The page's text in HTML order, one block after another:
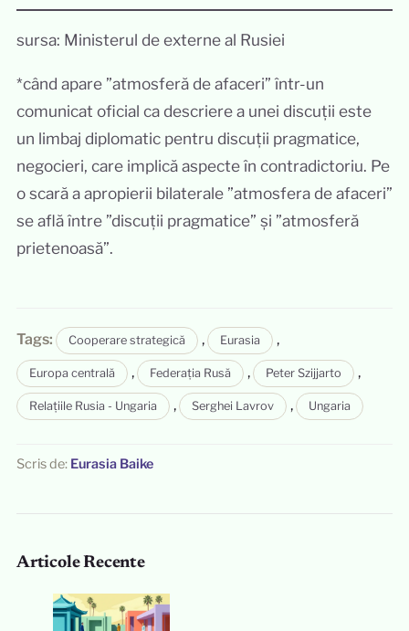
sursa: Ministerul de externe al Rusiei
*când apare ”atmosferă de afaceri” într-un
comunicat oficial ca descriere a unei discuții este
un limbaj diplomatic pentru discuții pragmatice,
negocieri, care implică aspecte în contradictoriu. Pe
o scară a apropierii bilaterale ”atmosfera de afaceri”
se află între ”discuții pragmatice” și ”atmosferă
prietenoasă”.
Tags: Cooperare strategică , Eurasia ,
Europa centrală , Federația Rusă , Peter Szijjarto ,
Relațiile Rusia - Ungaria , Serghei Lavrov , Ungaria
Scris de: Eurasia Baike
Articole Recente